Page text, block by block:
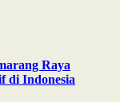
Raya
di Indonesia